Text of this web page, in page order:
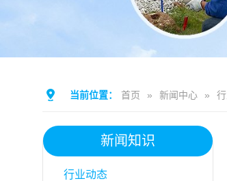
当前位置： 首页 » 新闻中心 »
新闻知识
行业动态